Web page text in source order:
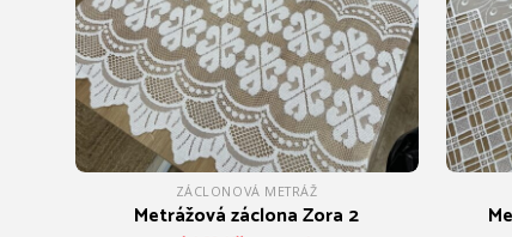
ZÁCLONOVÁ METRÁŽ
Metrážová záclona Zora 2